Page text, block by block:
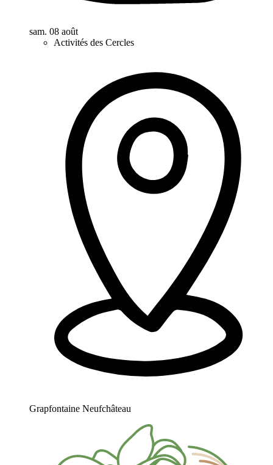
sam. 08 août
Activités des Cercles
Grapfontaine Neufchâteau